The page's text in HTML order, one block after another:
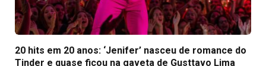
20 hits em 20 anos: ‘Jenifer’ nasceu de romance do
Tinder e quase ficou na gaveta de Gusttavo Lima